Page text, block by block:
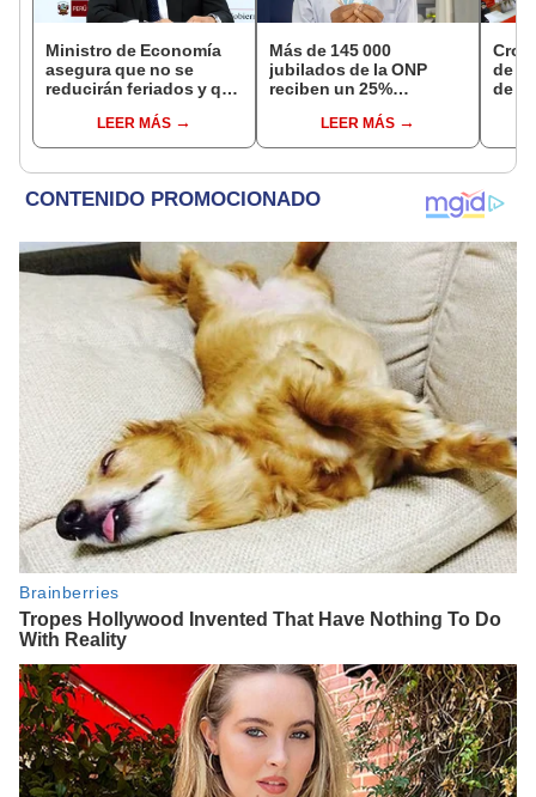
Ministro de Economía
asegura que no se
reducirán feriados y que
aumentará en dos
etapas
LEER MÁS
Más de 145 000
jubilados de la ONP
reciben un 25%
en agostoLEER MÁS
de
de